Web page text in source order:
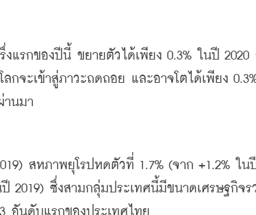
งแรกของปีนี้ ขยายตัวได้เพียง 0.3% ในปี 2020
ลกจะเข้าสู่ภาวะถดถอย และอาจโตได้เพียง
านมา
สหภาพยุโรปหดตัวที่ 1.7% (จาก +1.2%
ในปี
2019) ซึ่งสามกลุ่มประเทศนี้มีขนาดเศรษฐกิจ
3 อันดับแรกของประเทศไทย